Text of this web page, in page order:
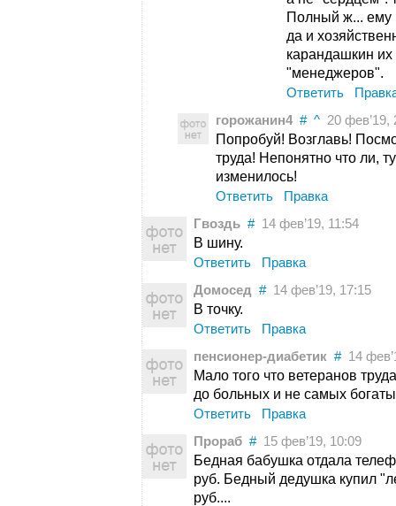
Полный ж... ему
да и
карандашкин их
"менеджеров".
Ответить
горожанин4 # ^ 20 фев’19,
Попробуй! Возглавь!
труда! Непонятно что ли,
изменилось!
Ответить
Правка
Гвоздь #14 фев’19, 11:54
В шину.
Ответить
Правка
Домосед #14 фев’19, 17:15
В точку.
Ответить
Правка
пенсионер-диабетик #14
Мало того что ветеранов
до больных и не самых
Ответить
Правка
Прораб #15 фев’19, 10:09
Бедная бабушка отдала
руб. Бедный дедушка купил
руб....